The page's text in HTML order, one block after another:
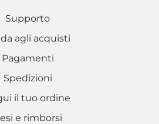
Supporto
agli acquisti
Pagamenti
Spedizioni
il tuo ordine
e rimborsi